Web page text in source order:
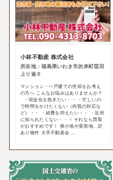
小林不動産 株式会社
所在地：福島県いわき市勿来町窪田
上り途６
マンション・一戸建ての売却をお考え
の方へ こんなお悩みはありませんか？
・現金化を急ぎたい・・ ・忙しいの
で時間をかけたくない（内覧の対応な
ど）・・ ・経費を抑えたい・・ ・近所
に知られたくない・・ ☟ それなら買取
がおすすめです！ 狭小地や変形地、訳
あり物件 大手不動産会 ...